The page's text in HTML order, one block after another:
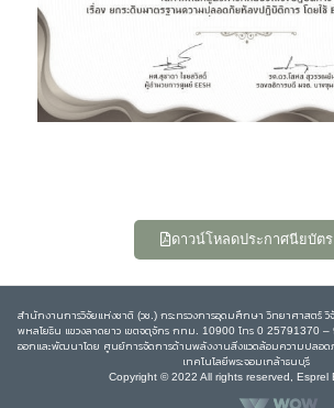
ดาวน์โหลดประกาศนียบัตร
สำนักงานการวิจัยแห่งชาติ (วช.) กระทรวงการอุดมศึกษา วิทยาศาสตร์
พหลโยธิน แขวงลาดยาว เขตจตุจักร กทม. 10900 โทร 0 25791370
ออกและพัฒนาโดย ศูนย์การจัดการด้านพลังงานสิ่งแวดล้อมความปลอด
เทคโนโลยีพระจอมเกล้าธนบุรี
Copyright © 2022 All rights reserved, Esprel